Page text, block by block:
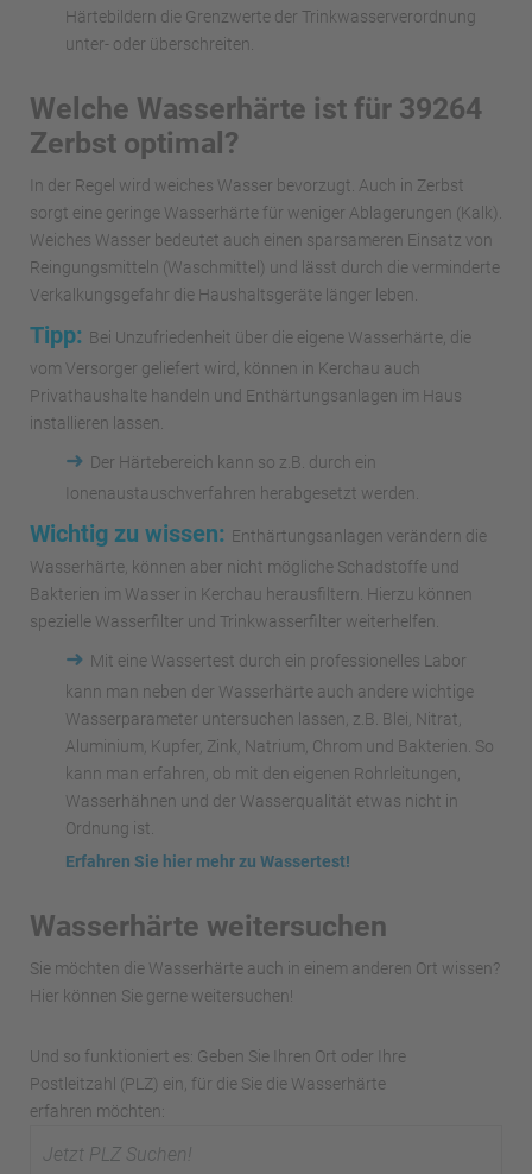
Härtebildern die Grenzwerte der Trinkwasserverordnung
unter- oder überschreiten.
Welche Wasserhärte ist für 39264
Zerbst optimal?
In der Regel wird weiches Wasser bevorzugt. Auch in Zerbst
sorgt eine geringe Wasserhärte für weniger Ablagerungen (Kalk).
Weiches Wasser bedeutet auch einen sparsameren Einsatz von
Reingungsmitteln (Waschmittel) und lässt durch die verminderte
Verkalkungsgefahr die Haushaltsgeräte länger leben.
Tipp: Bei Unzufriedenheit über die eigene Wasserhärte, die
vom Versorger geliefert wird, können in Kerchau auch
Privathaushalte handeln und Enthärtungsanlagen im Haus
installieren lassen.
➜ Der Härtebereich kann so z.B. durch ein
Ionenaustauschverfahren herabgesetzt werden.
Wichtig zu wissen: Enthärtungsanlagen verändern die
Wasserhärte, können aber nicht mögliche Schadstoffe und
Bakterien im Wasser in Kerchau herausfiltern. Hierzu können
spezielle Wasserfilter und Trinkwasserfilter weiterhelfen.
➜ Mit eine Wassertest durch ein professionelles Labor
kann man neben der Wasserhärte auch andere wichtige
Wasserparameter untersuchen lassen, z.B. Blei, Nitrat,
Aluminium, Kupfer, Zink, Natrium, Chrom und Bakterien. So
kann man erfahren, ob mit den eigenen Rohrleitungen,
Wasserhähnen und der Wasserqualität etwas nicht in
Ordnung ist.
Erfahren Sie hier mehr zu Wassertest!
Wasserhärte weitersuchen
Sie möchten die Wasserhärte auch in einem anderen Ort wissen?
Hier können Sie gerne weitersuchen!
Und so funktioniert es: Geben Sie Ihren Ort oder Ihre
Postleitzahl (PLZ) ein, für die Sie die Wasserhärte
erfahren möchten: